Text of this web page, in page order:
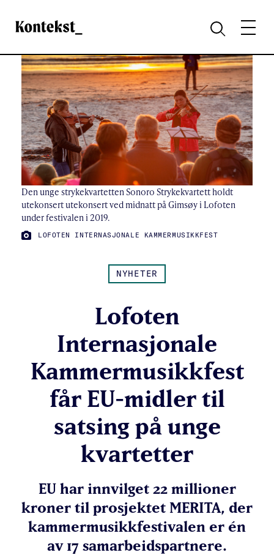
Kontekst
SØKMENY
Den unge strykekvartetten Sonoro Strykekvartett holdt
utekonsert utekonsert ved midnatt på Gimsøy i Lofoten
under festivalen i 2019.
FOTO:
LOFOTEN INTERNASJONALE KAMMERMUSIKKFEST
NYHETER
Lofoten
Internasjonale
Kammermusikkfest
får EU-midler til
satsing på unge
kvartetter
EU har innvilget 22 millioner
kroner til prosjektet MERITA, der
kammermusikkfestivalen er én
av 17 samarbeidspartnere.